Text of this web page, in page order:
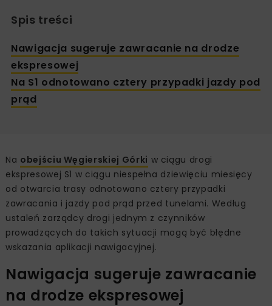
Spis treści
Nawigacja sugeruje zawracanie na drodze
ekspresowej
Na S1 odnotowano cztery przypadki jazdy pod
prąd
Na obejściu Węgierskiej Górki w ciągu drogi
ekspresowej S1 w ciągu niespełna dziewięciu miesięcy
od otwarcia trasy odnotowano cztery przypadki
zawracania i jazdy pod prąd przed tunelami. Według
ustaleń zarządcy drogi jednym z czynników
prowadzących do takich sytuacji mogą być błędne
wskazania aplikacji nawigacyjnej.
Nawigacja sugeruje zawracanie
na drodze ekspresowej